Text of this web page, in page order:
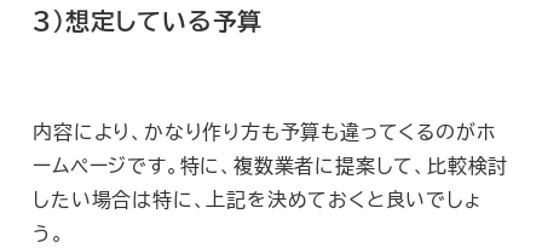
３）想定している予算
内容により、かなり作り方も予算も違ってくるのがホ
ームページです。特に、複数業者に提案して、比較検討
したい場合は特に、上記を決めておくと良いでしょ
う。